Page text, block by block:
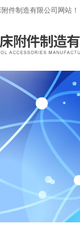
件制造有限公司网站！